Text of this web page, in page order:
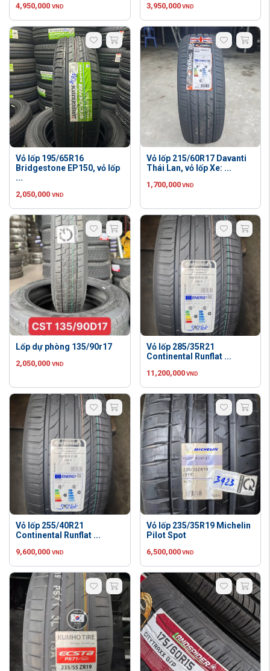
4,950,000 VND 3,950,000 VND
Vỏ lốp 195/65R16
Bridgestone EP150, vỏ lốp
...
2,050,000 VND
Vỏ lốp 215/60R17 Davanti
Thái Lan, vỏ lốp Xe: ...
1,700,000 VND
Lốp dự phòng 135/90r17
2,050,000 VND
Vỏ lốp 285/35R21
Continental Runflat ...
11,200,000 VND
Vỏ lốp 255/40R21
Continental Runflat ...
9,600,000 VND
Vỏ lốp 235/35R19 Michelin
Pilot Spot
6,500,000 VND